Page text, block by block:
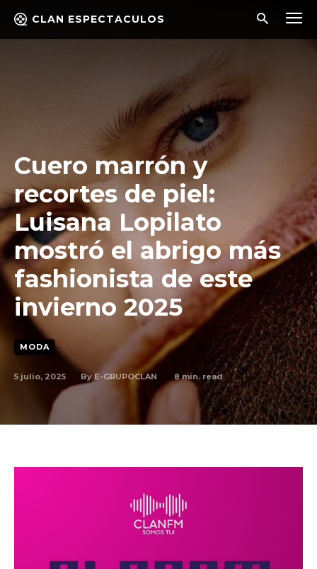
CLAN ESPECTACULOS
Cuero marrón y
recortes de piel:
Luisana Lopilato
mostró el abrigo más
fashionista de este
invierno 2025
MODA
5 julio, 2025 By E-GRUPOCLAN 8min. read